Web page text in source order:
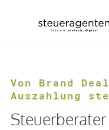
Von Brand
Auszahlung